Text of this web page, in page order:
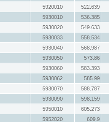
5920010
522.639
5930010
536.385
5930020
549.633
5930033
558.534
5930040
568.987
5930050
573.86
5930060
583.393
5930062
585.99
5930070
588.787
5930090
598.159
5950010
605.273
5952020
609.9